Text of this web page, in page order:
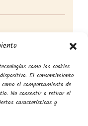
como las cookies
El consentimiento
el comportamiento de
No consentir o retirar el
características y